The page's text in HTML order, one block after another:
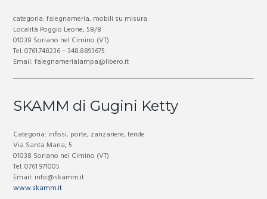
categoria: falegnameria, mobili su misura
Località Poggio Leone, 58/B
01038 Soriano nel Cimino (VT)
Tel. 0761.748236 – 348.8893675
Email: falegnamerialampa@libero.it
SKAMM di Gugini Ketty
Categoria: infissi, porte, zanzariere, tende
Via Santa Maria, 5
01038 Soriano nel Cimino (VT)
Tel. 0761 971005
Email: info@skamm.it
www.skamm.it